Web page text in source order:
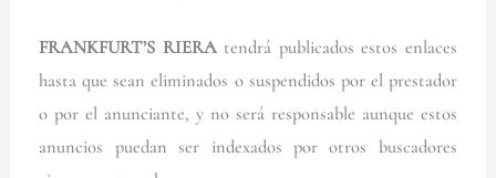
FRANKFURT’S RIERAtendrá publicados estos enlaces
hasta que sean eliminados o suspendidos por el prestador
o por el anunciante, y no será responsable aunque estos
anuncios puedan ser indexados por otros buscadores